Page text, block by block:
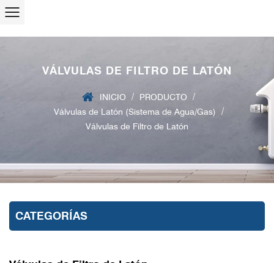
VÁLVULAS DE FILTRO DE LATÓN
INICIO / PRODUCTO
/
Válvulas de Latón (Sistema de Agua/Gas)
/
Válvulas de Filtro de Latón
CATEGORÍAS